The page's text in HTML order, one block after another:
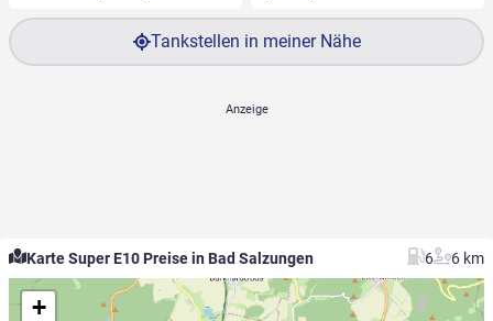
Tankstellen in meiner Nähe
Karte Super E10 Preise in Bad Salzungen 6 6 km
+